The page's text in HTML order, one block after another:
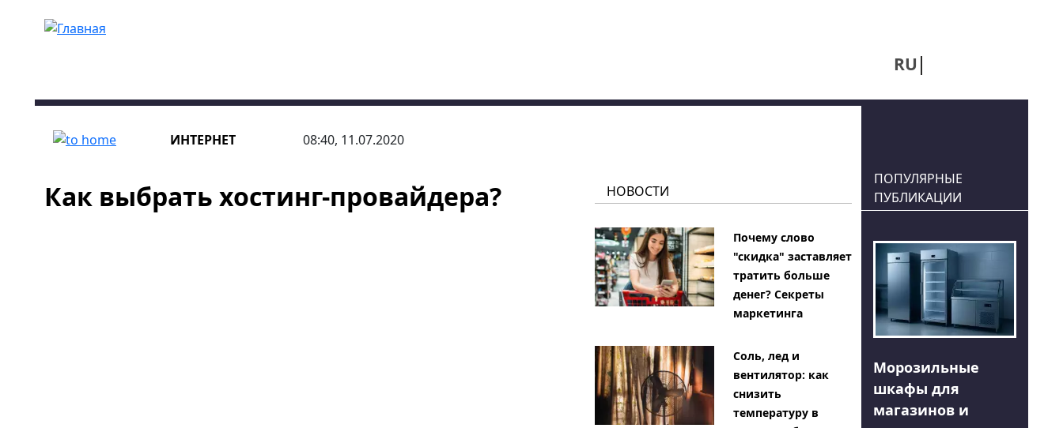
RU
ИНТЕРНЕТ 08:40, 11.07.2020
Как выбрать хостинг-провайдера? НОВОСТИ
Почему слово
"скидка" заставляет
тратить больше
денег? Секреты
маркетинга
Соль, лед и
вентилятор: как
снизить
температуру в
ПОПУЛЯРНЫЕ
ПУБЛИКАЦИИ
Морозильные
шкафы для
магазинов и